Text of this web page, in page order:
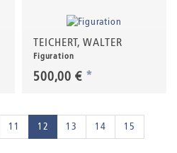
TEICHERT, WALTER
Figuration
500,00 € *
11 12 13 14
15